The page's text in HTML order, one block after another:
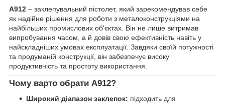
A912 – заклепувальний пістолет, який зарекомендував себе
як надійне рішення для роботи з металоконструкціями на
найбільших промислових об'єктах. Він не лише витримав
випробування часом, а й довів свою ефективність навіть у
найскладніших умовах експлуатації. Завдяки своїй потужності
та продуманій конструкції, він забезпечує високу
продуктивність та простоту використання.
Чому варто обрати A912?
Широкий діапазон заклепок: підходить для